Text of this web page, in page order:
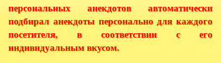
персональных анекдотов автоматически
подбирал анекдоты персонально для каждого
посетителя, в соответствии с его
индивидуальным вкусом.